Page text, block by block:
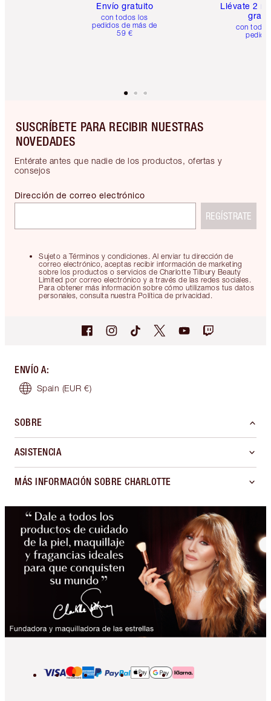
Envío gratuito
con todos los
pedidos de más de
59 €
Llévate 2
gratis
con
SUSCRÍBETE PARA RECIBIR NUESTRAS
NOVEDADES
Entérate antes que nadie de los productos, ofertas y
consejos
Sujeto a Términos y condiciones. Al enviar tu dirección de
correo electrónico, aceptas recibir información de marketing
sobre los productos o servicios de Charlotte Tilbury Beauty
Limited por correo electrónico y a través de las redes sociales.
Para obtener más información sobre cómo utilizamos tus datos
personales, consulta nuestra Política de privacidad.
Dirección de correo electrónico
REGÍSTRATE
ENVÍO A:
Spain (EUR €)
SOBRE
ASISTENCIA
MÁS INFORMACIÓN SOBRE CHARLOTTE